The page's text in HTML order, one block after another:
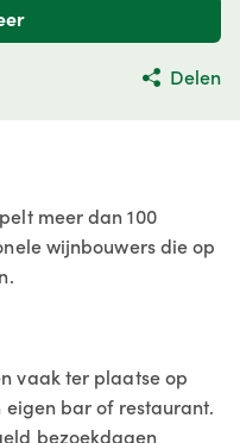
Delen
meer dan 100
wijnbouwers die op
vaak ter plaatse op
bar of restaurant.
bezoekdagen